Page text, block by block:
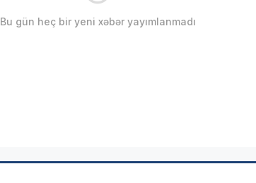
Bu gün heç bir yeni xəbər yayımlanmadı